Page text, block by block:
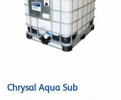
Chrysal Aqua Sub